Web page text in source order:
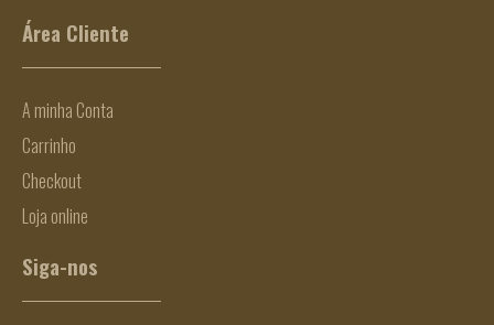
Área Cliente
A minha Conta
Carrinho
Checkout
Loja online
Siga-nos